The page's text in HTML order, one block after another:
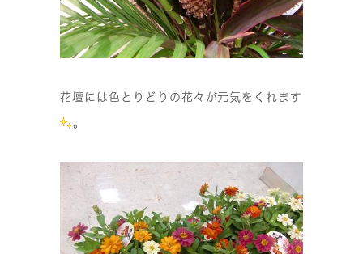
花壇には色とりどりの花々が元気をくれます
。